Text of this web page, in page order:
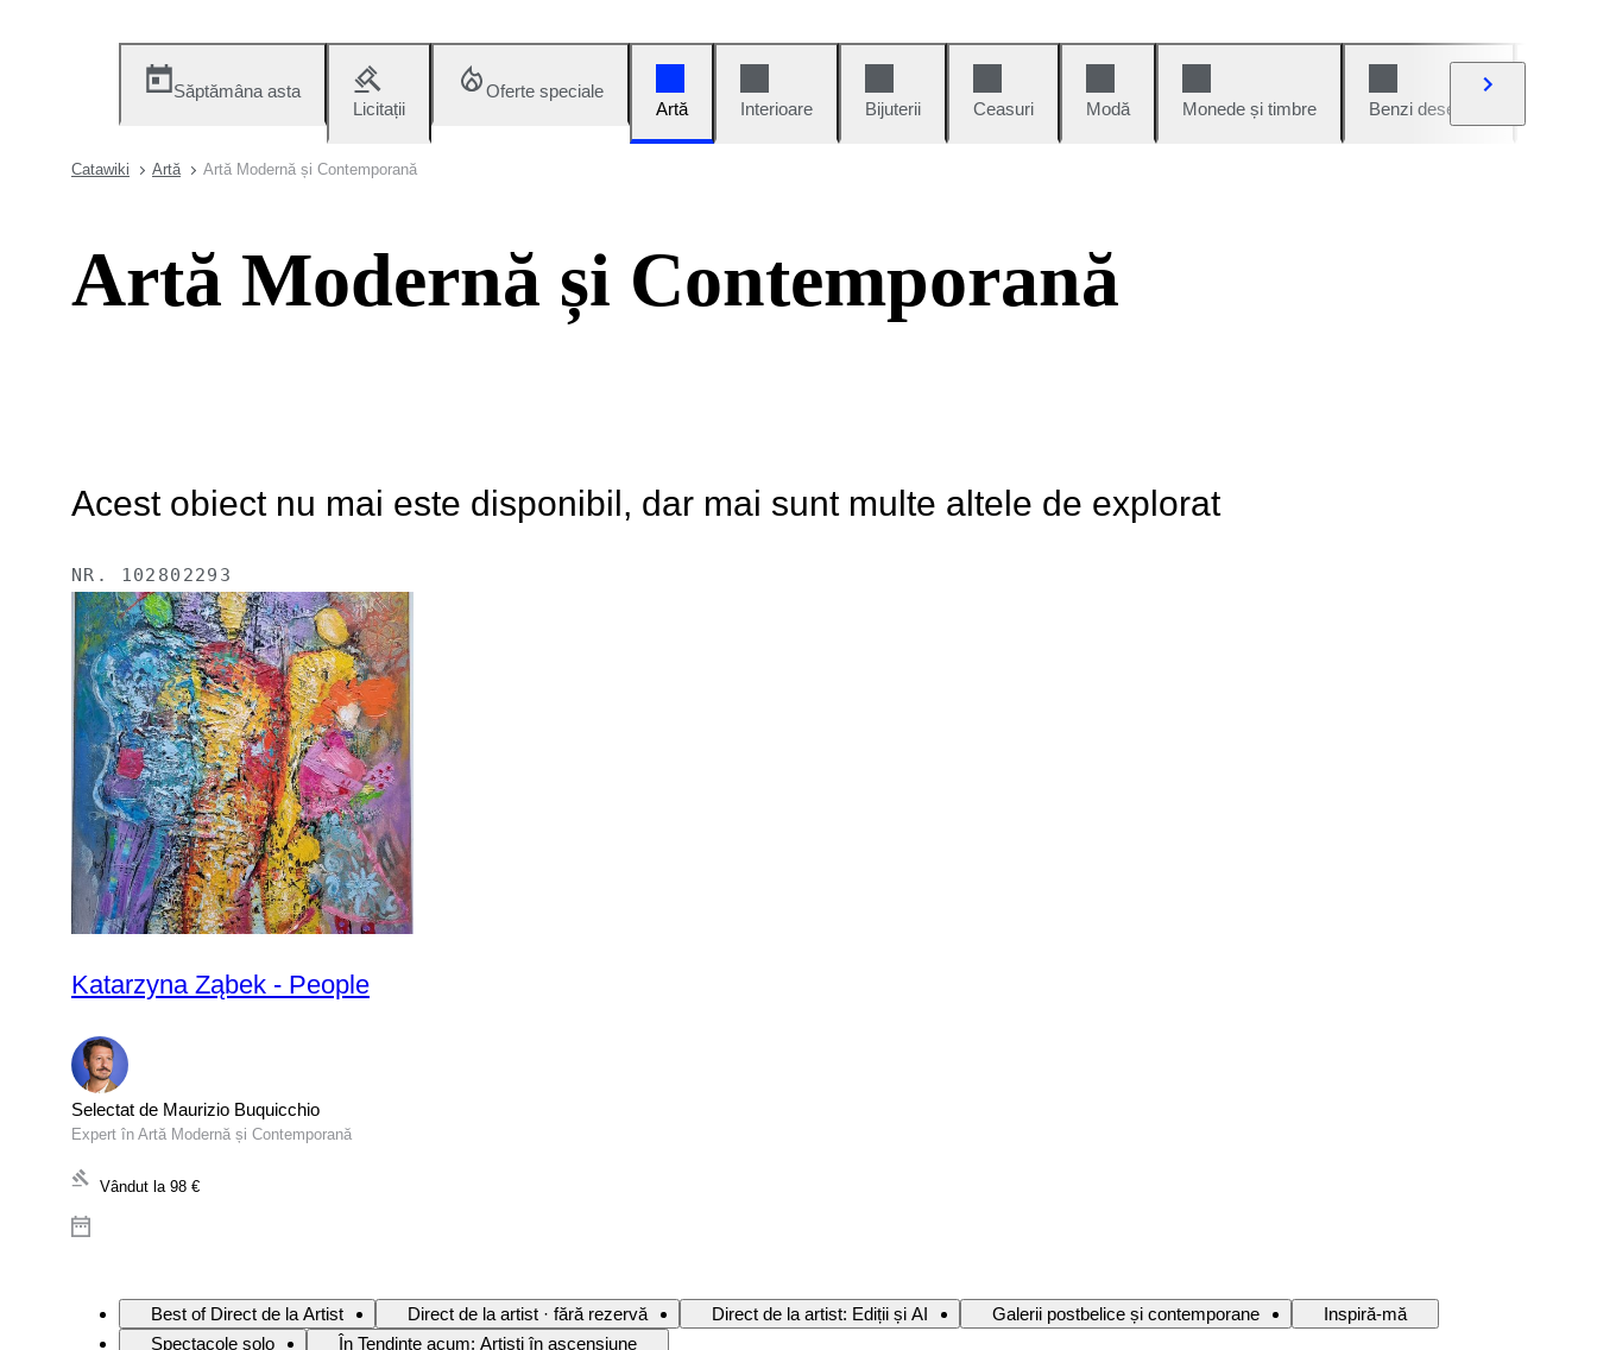
Săptămâna asta
Licitații
Oferte speciale
Artă
Interioare Bijuterii Ceasuri Modă Monede și timbre Benzi desenate
Catawiki Artă Artă Modernă și Contemporană
Artă Modernă și Contemporană
Acest obiect nu mai este disponibil, dar mai sunt multe altele de explorat
NR. 102802293
Katarzyna Ząbek - People
Selectat de Maurizio Buquicchio
Expert în Artă Modernă și Contemporană
Vândut la 98 €
Best of Direct de la Artist Direct de la artist · fără rezervă Direct de la artist: Ediții și AI Galerii postbelice și contemporane
Inspiră-mă
Spectacole solo
În Tendințe acum: Artiști în ascensiune